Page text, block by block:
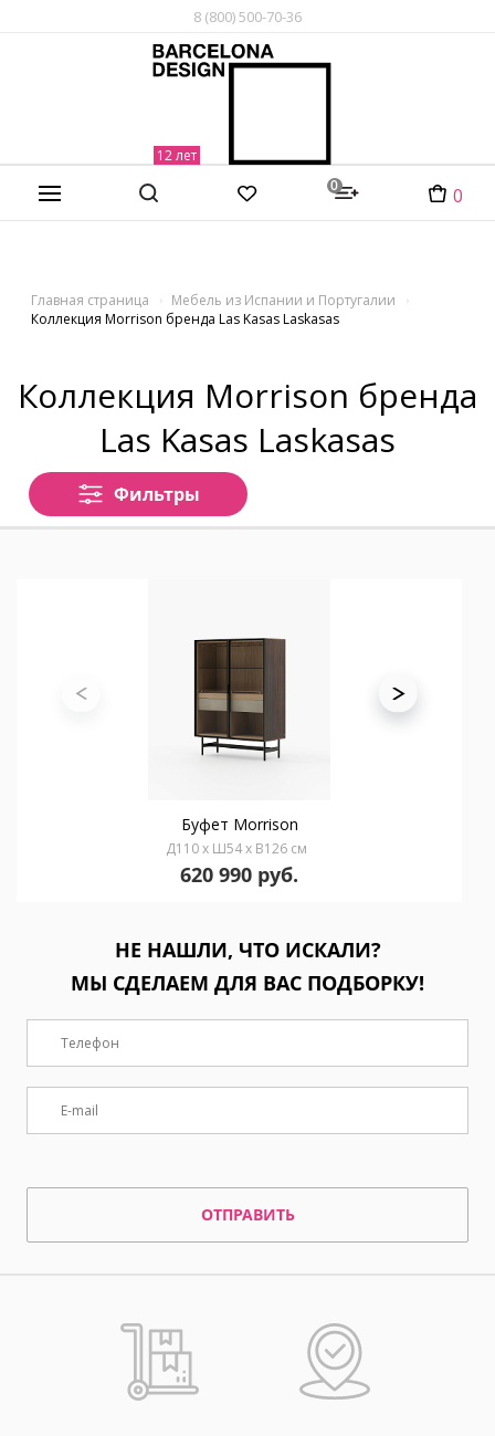
8 (800) 500-70-36
0 0
Главная страница
Мебель из Испании и Португалии
Коллекция Morrison бренда Las Kasas Laskasas
Коллекция Morrison бренда
Las Kasas Laskasas
Фильтры
Буфет Morrison
Д110 x Ш54 x В126 см
620 990 руб.
НЕ НАШЛИ, ЧТО ИСКАЛИ?
МЫ СДЕЛАЕМ ДЛЯ ВАС ПОДБОРКУ!
ОТПРАВИТЬ